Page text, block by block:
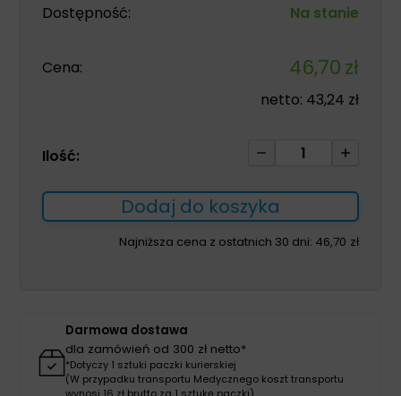
Dostępność: Na stanie
Cena: 46,70zł
netto: 43,24 zł
Ilość:
ilość
Wound
Care
250ml
Dodaj do koszyka
Najniższa cena z ostatnich 30 dni: 46,70 zł
Darmowa dostawa
dla zamówień od 300 zł netto*
*Dotyczy 1 sztuki paczki kurierskiej
(W przypadku transportu Medycznego koszt transportu
wynosi 16 zł brutto za 1 sztukę paczki)